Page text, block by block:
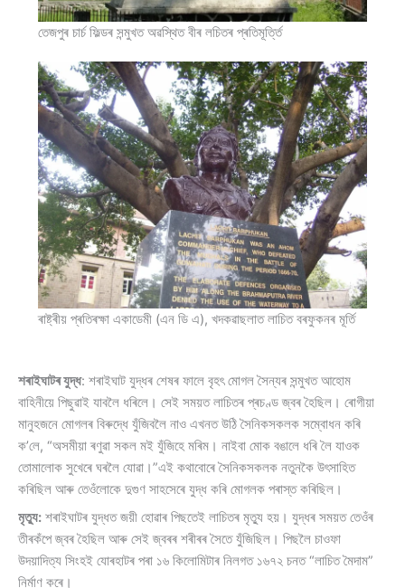
তেজপুৰ চাৰ্চ ফিল্ডৰ সন্মুখত অৱস্থিত বীৰ লচিতৰ প্ৰতিমূৰ্ত্তি
ৰাষ্ট্ৰীয় প্ৰতিৰক্ষা একাডেমী (এন ডি এ), খদকৱাছলাত লাচিত বৰফুকনৰ মূৰ্তি
শৰাইঘাটৰ যুদ্ধ: শৰাইঘাট যুদ্ধৰ শেষৰ ফালে বৃহৎ মোগল সৈন্যৰ সন্মুখত আহোম
বাহিনীয়ে পিছুৱাই যাবলৈ ধৰিলে। সেই সময়ত লাচিতৰ প্ৰচণ্ড জ্বৰ হৈছিল। ৰোগীয়া
মানুহজনে মোগলৰ বিৰুদ্ধে যুঁজিবলৈ নাও এখনত উঠি সৈনিকসকলক সম্বোধন কৰি
ক’লে, “অসমীয়া ৰণুৱা সকল মই যুঁজিহে মৰিম। নাইবা মোক বঙালে ধৰি লৈ যাওক
তোমালোক সুখেৰে ঘৰলৈ যোৱা।”এই কথাবোৰে সৈনিকসকলক নতুনকৈ উৎসাহিত
কৰিছিল আৰু তেওঁলোকে দুগুণ সাহসেৰে যুদ্ধ কৰি মোগলক পৰাস্ত কৰিছিল।
মৃত্যু: শৰাইঘাটৰ যুদ্ধত জয়ী হোৱাৰ পিছতেই লাচিতৰ মৃত্যু হয়। যুদ্ধৰ সময়ত তেওঁৰ
তীৰকঁপে জ্বৰ হৈছিল আৰু সেই জ্বৰৰ শৰীৰৰ সৈতে যুঁজিছিল। পিছলৈ চাওফা
উদয়াদিত্য সিংহই যোৰহাটৰ পৰা ১৬ কিলোমিটাৰ নিলগত ১৬৭২ চনত “লাচিত মৈদাম”
নিৰ্মাণ কৰে।